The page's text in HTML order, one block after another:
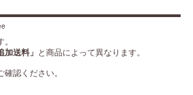
加送料」 と商品によって異なります。
確認ください。